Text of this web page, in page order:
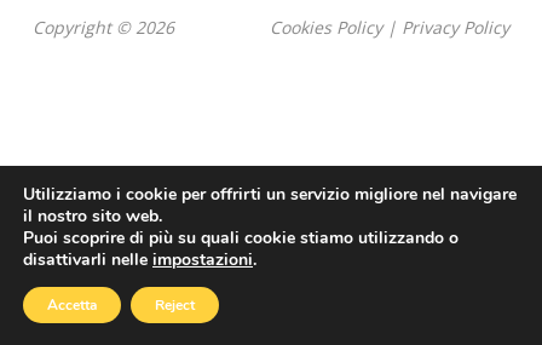
Copyright © 2026 Cookies Policy| Privacy Policy
Utilizziamo i cookie per offrirti un servizio migliore nel navigare
il nostro sito web.
Puoi scoprire di più su quali cookie stiamo utilizzando o
disattivarli nelle impostazioni.
Accetta Reject